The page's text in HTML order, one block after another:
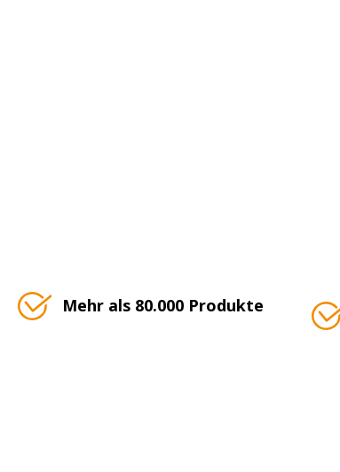
Mehr als 80.000 Produkte